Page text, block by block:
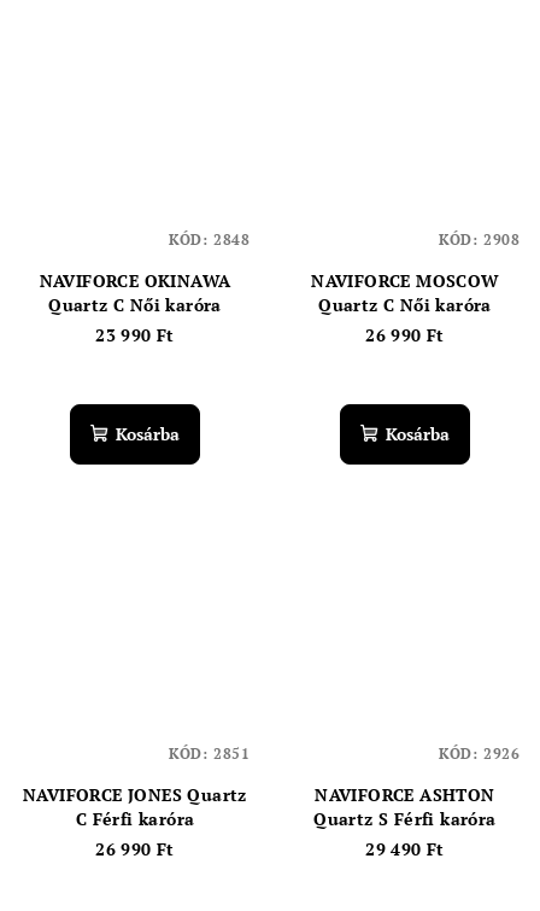
NAVIFORCE OKINAWA
Quartz C Női karóra
23 990 Ft
Kosárba
KÓD: 2848
NAVIFORCE MOSCOW
Quartz C Női karóra
26 990 Ft
Kosárba
KÓD: 2908
NAVIFORCE JONES Quartz
C Férfi karóra
26 990 Ft
KÓD: 2851
NAVIFORCE ASHTON
Quartz S Férfi karóra
29 490 Ft
KÓD: 2926